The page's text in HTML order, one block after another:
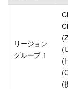
リージョン
グループ 1
(